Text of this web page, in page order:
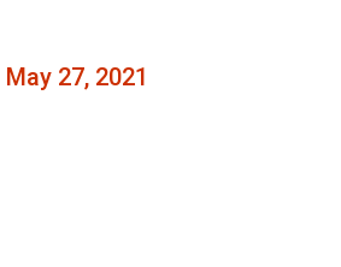
May 27, 2021